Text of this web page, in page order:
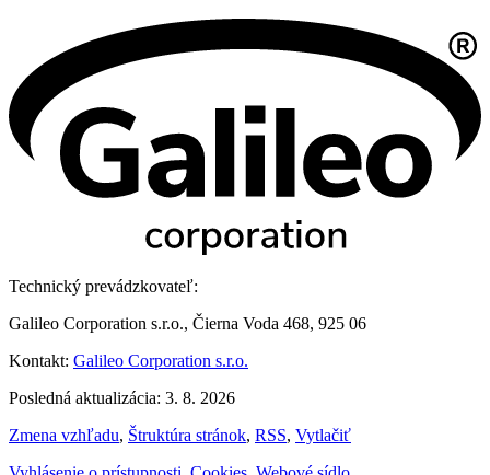
Technický prevádzkovateľ:
Galileo Corporation s.r.o., Čierna Voda 468, 925 06
Kontakt: Galileo Corporation s.r.o.
Posledná aktualizácia: 3. 8. 2026
Zmena vzhľadu, Štruktúra stránok, RSS, Vytlačiť